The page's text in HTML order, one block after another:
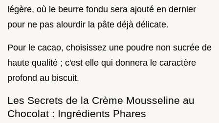
légère, où le beurre fondu sera ajouté en dernier
pour ne pas alourdir la pâte déjà délicate.
Pour le cacao, choisissez une poudre non sucrée de
haute qualité ; c'est elle qui donnera le caractère
profond au biscuit.
Les Secrets de la Crème Mousseline au
Chocolat : Ingrédients Phares